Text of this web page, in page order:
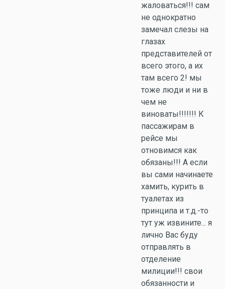
жаловаться!!! сам
не однократно
замечал слезы на
глазах
представителей от
всего этого, а их
там всего 2! мы
тоже люди и ни в
чем не
виноваты!!!!!!! К
пассажирам в
рейсе мы
отновимся как
обязаны!!! А если
вы сами начинаете
хамить, курить в
туалетах из
принципа и т.д.-то
тут уж извините... я
лично Вас буду
отправлять в
отделение
милиции!!! свои
обязанности и